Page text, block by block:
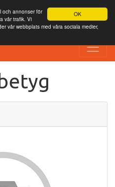
OK
och annonser för
vår trafik. Vi
vår webbplats med våra sociala medier,